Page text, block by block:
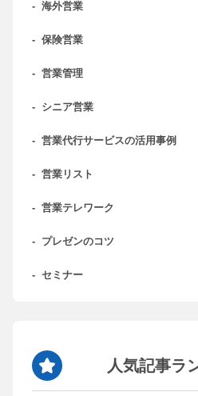
- 海外営業
- 保険営業
- 営業管理
- シニア営業
- 営業代行サービスの活用事例
- 営業リスト
- 営業テレワーク
- プレゼンのコツ
- セミナー
人気記事ラ